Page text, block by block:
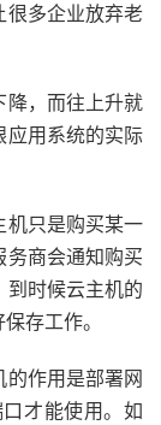
很多企业放弃老
降，而往上升就
应用系统的实际
机只是购买某一
商会通知购买
到时候云主机的
存工作。
作用是部署网
才能使用。如